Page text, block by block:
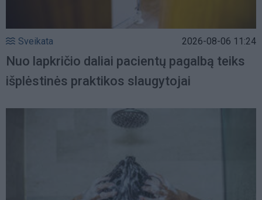
Sveikata 2026-08-06 11:24
Nuo lapkričio daliai pacientų pagalbą teiks
išplėstinės praktikos slaugytojai